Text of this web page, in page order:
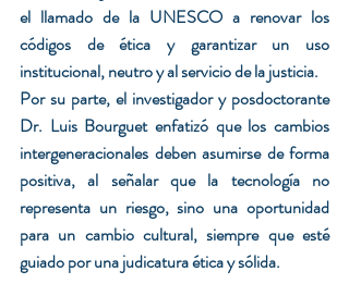
el llamado de la UNESCO a renovar los
códigos de ética y garantizar un uso
institucional, neutro y al servicio de la justicia.
Por su parte, el investigador y posdoctorante
Dr. Luis Bourguet enfatizó que los cambios
intergeneracionales deben asumirse de forma
positiva, al señalar que la tecnología no
representa un riesgo, sino una oportunidad
para un cambio cultural, siempre que esté
guiado por una judicatura ética y sólida.